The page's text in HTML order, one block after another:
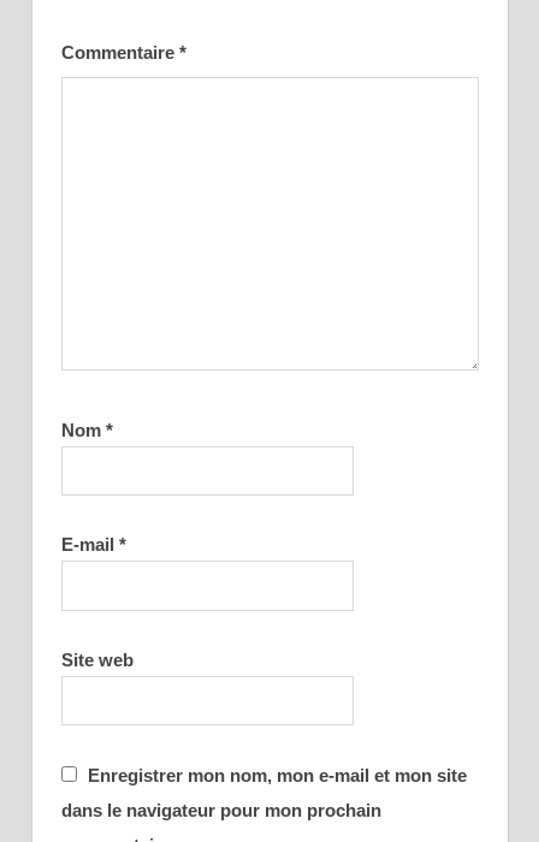
Commentaire *
Nom *
E-mail *
Site web
Enregistrer mon nom, mon e-mail et mon site
dans le navigateur pour mon prochain